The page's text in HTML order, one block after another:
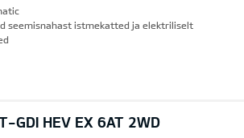
seemisnahast istmekatted ja elektriliselt
GDI HEV EX 6AT 2WD